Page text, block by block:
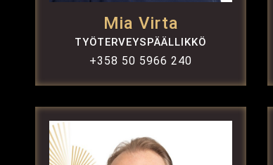
Mia Virta
TYÖTERVEYSPÄÄLLIKKÖ
+358 50 5966 240